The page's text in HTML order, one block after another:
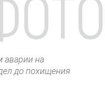
аварии на
до похищения